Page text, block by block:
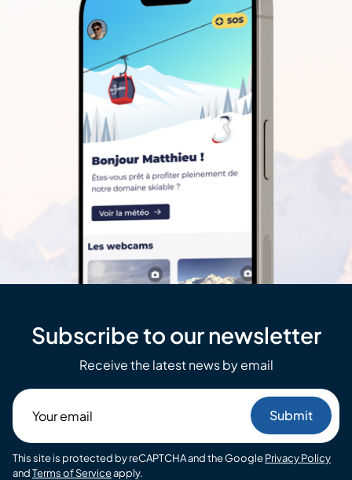
Subscribe to our newsletter
Receive the latest news by email
email
This site is protected by reCAPTCHA and the GooglePrivacy Policy
andTerms of Serviceapply.